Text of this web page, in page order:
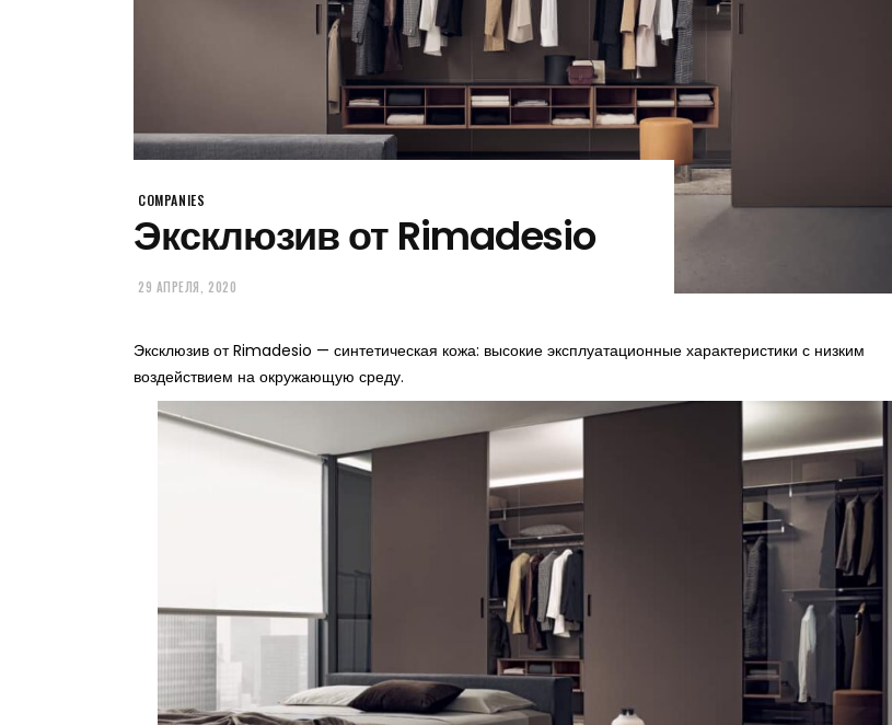
COMPANIES
Эксклюзив от Rimadesio
29 АПРЕЛЯ, 2020
Эксклюзив от Rimadesio — синтетическая кожа: высокие эксплуатационные характеристики с низким
воздействием на окружающую среду.